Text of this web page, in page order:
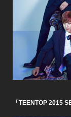
「TEENTOP 2015